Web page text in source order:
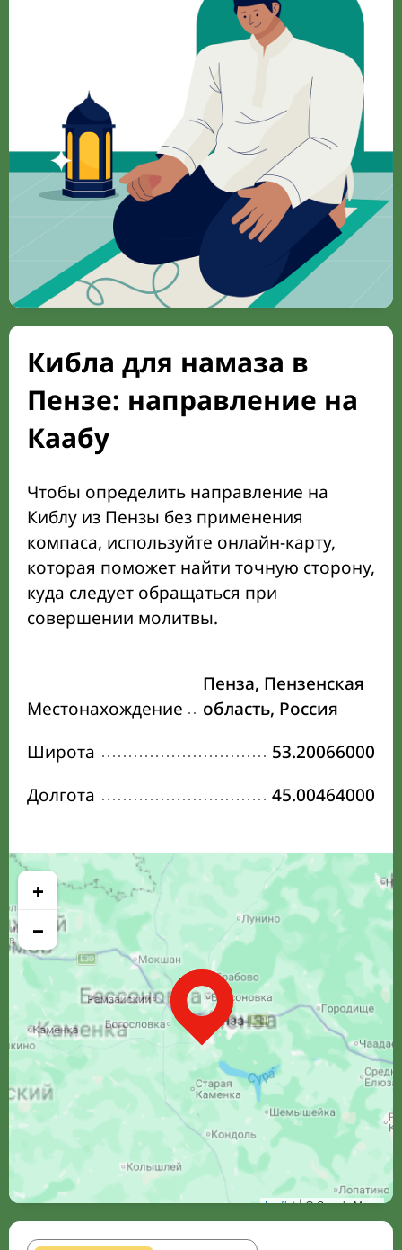
Кибла для намаза в
Пензе: направление на
Каабу
Чтобы определить направление на
Киблу из Пензы без применения
компаса, используйте онлайн-карту,
которая поможет найти точную сторону,
куда следует обращаться при
совершении молитвы.
Местонахождение
Пенза, Пензенская
область, Россия
Широта
53.20066000
Долгота
45.00464000
+
−
Leaflet| © Google Maps